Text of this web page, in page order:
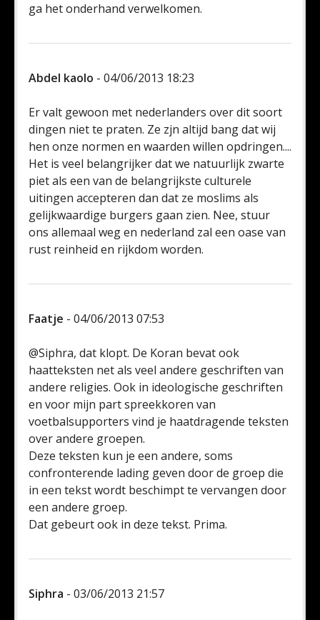
ga het onderhand verwelkomen.
Abdel kaolo - 04/06/2013 18:23
Er valt gewoon met nederlanders over dit soort
dingen niet te praten. Ze zjn altijd bang dat wij
hen onze normen en waarden willen opdringen....
Het is veel belangrijker dat we natuurlijk zwarte
piet als een van de belangrijkste culturele
uitingen accepteren dan dat ze moslims als
gelijkwaardige burgers gaan zien. Nee, stuur
ons allemaal weg en nederland zal een oase van
rust reinheid en rijkdom worden.
Faatje - 04/06/2013 07:53
@Siphra, dat klopt. De Koran bevat ook
haatteksten net als veel andere geschriften van
andere religies. Ook in ideologische geschriften
en voor mijn part spreekkoren van
voetbalsupporters vind je haatdragende teksten
over andere groepen.
Deze teksten kun je een andere, soms
confronterende lading geven door de groep die
in een tekst wordt beschimpt te vervangen door
een andere groep.
Dat gebeurt ook in deze tekst. Prima.
Siphra - 03/06/2013 21:57